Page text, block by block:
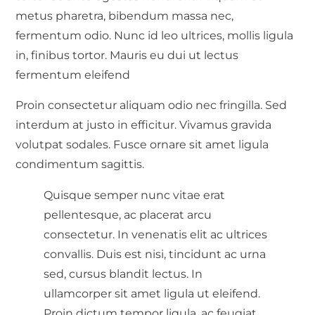
metus pharetra, bibendum massa nec,
fermentum odio. Nunc id leo ultrices, mollis ligula
in, finibus tortor. Mauris eu dui ut lectus
fermentum eleifend
Proin consectetur aliquam odio nec fringilla. Sed
interdum at justo in efficitur. Vivamus gravida
volutpat sodales. Fusce ornare sit amet ligula
condimentum sagittis.
Quisque semper nunc vitae erat
pellentesque, ac placerat arcu
consectetur. In venenatis elit ac ultrices
convallis. Duis est nisi, tincidunt ac urna
sed, cursus blandit lectus. In
ullamcorper sit amet ligula ut eleifend.